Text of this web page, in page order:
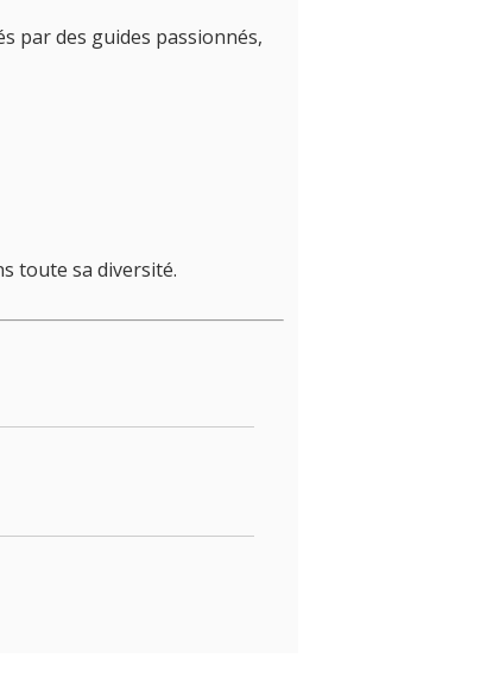
par des guides passionnés,
toute sa diversité.